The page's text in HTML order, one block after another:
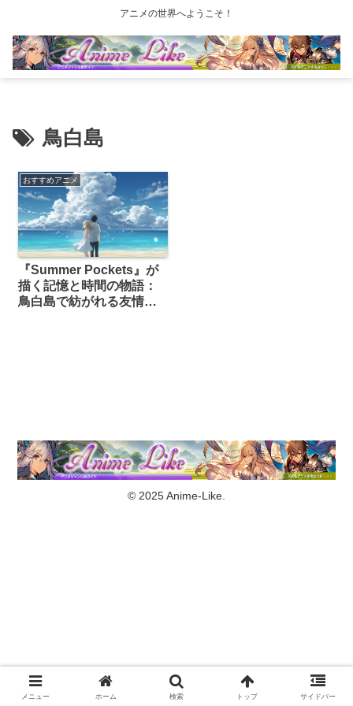
アニメの世界へようこそ！
鳥白島
おすすめアニメ
『Summer Pockets』が
描く記憶と時間の物語：
鳥白島で紡がれる友情と
© 2025 Anime-Like.
メニュー ホーム 検索 トップ サイドバー